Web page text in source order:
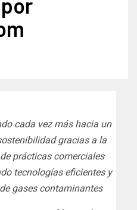
cada vez más hacia un
gracias a la
prácticas comerciales
tecnologías eficientes y
gases contaminantes